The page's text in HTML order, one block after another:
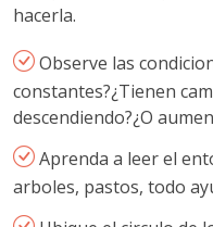
hacerla.
Observe las
constantes?¿Tienen
descendiendo?¿O
Aprenda a leer el
arboles, pastos, todo